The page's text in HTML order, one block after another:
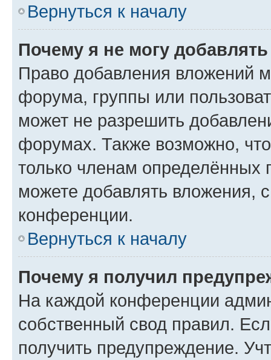
Вернуться к началу
Почему я не могу
Право добавления вложений
форума, группы или
может не разрешить
форумах. Также возможно,
только членам определённых
можете добавлять вложения,
конференции.
Вернуться к началу
Почему я получил
На каждой конференции
собственный свод правил.
получить предупреждение.